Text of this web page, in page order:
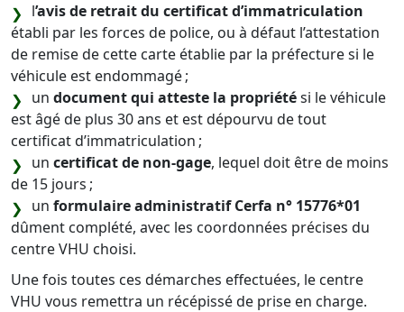
l’avis de retrait du certificat d’immatriculation
établi par les forces de police, ou à défaut l’attestation
de remise de cette carte établie par la préfecture si le
véhicule est endommagé ;
un document qui atteste la propriétési le véhicule
est âgé de plus 30 ans et est dépourvu de tout
certificat d’immatriculation ;
un certificat de non-gage, lequel doit être de moins
de 15 jours ;
un formulaire administratif Cerfa n° 15776*01
dûment complété, avec les coordonnées précises du
centre VHU choisi.
Une fois toutes ces démarches effectuées, le centre
VHU vous remettra un récépissé de prise en charge.